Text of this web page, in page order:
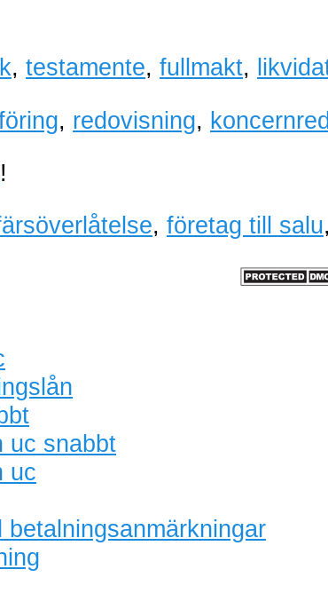
, testamente, fullmakt,
, redovisning,
!
, företag till salu,
uc snabbt
uc
betalningsanmärkningar